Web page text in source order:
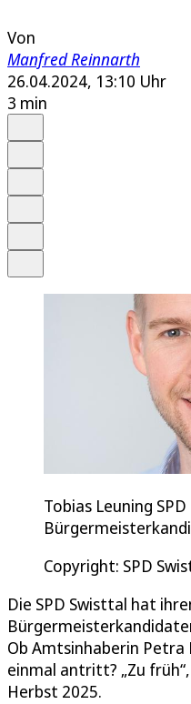
Von
Manfred Reinnarth
26.04.2024, 13:10 Uhr
3 min
Tobias Leuning
Copyright: SPD
Die SPD Swisttal hat
Ob Amtsinhaberin Petra
einmal antritt? „Zu
Herbst 2025.